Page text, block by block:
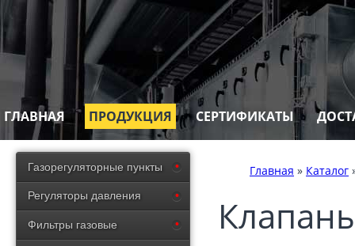
ГЛАВНАЯ ПРОДУКЦИЯ СЕРТИФИКАТЫ
Газорегуляторные пункты
Регуляторы давления
Фильтры газовые
Главная » Каталог